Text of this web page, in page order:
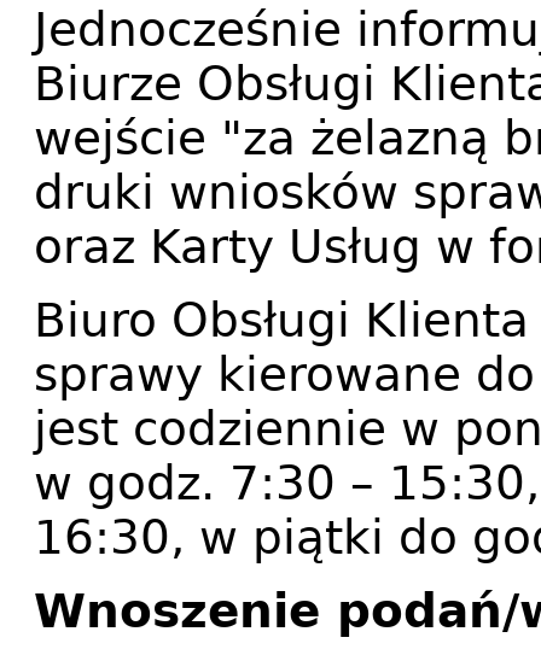
Jednocześnie
Biurze Obsługi
wejście "za żelazną
druki wniosków
oraz Karty Usług w
Biuro Obsługi
sprawy kierowane
jest codziennie w
w godz. 7:30 –
16:30, w piątki do
Wnoszenie podań/